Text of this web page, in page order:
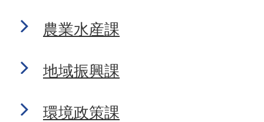
農業水産課
地域振興課
環境政策課